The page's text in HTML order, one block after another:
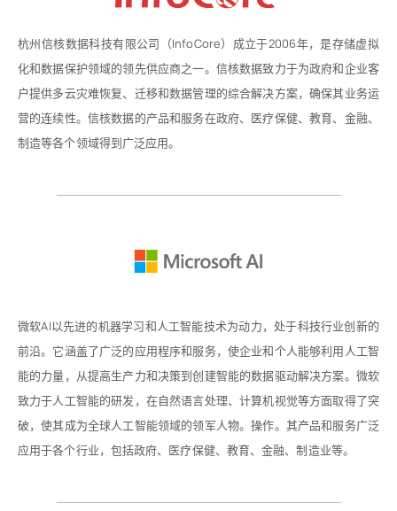
杭州信核数据科技有限公司（InfoCore）成立于2006年，是存储虚拟
化和数据保护领域的领先供应商之一。信核数据致力于为政府和企业客
户提供多云灾难恢复、迁移和数据管理的综合解决方案，确保其业务运
营的连续性。信核数据的产品和服务在政府、医疗保健、教育、金融、
制造等各个领域得到广泛应用。
微软AI以先进的机器学习和人工智能技术为动力，处于科技行业创新的
前沿。它涵盖了广泛的应用程序和服务，使企业和个人能够利用人工智
能的力量，从提高生产力和决策到创建智能的数据驱动解决方案。微软
致力于人工智能的研发，在自然语言处理、计算机视觉等方面取得了突
破，使其成为全球人工智能领域的领军人物。操作。其产品和服务广泛
应用于各个行业，包括政府、医疗保健、教育、金融、制造业等。